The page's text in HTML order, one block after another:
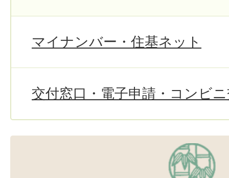
マイナンバー・住基ネット
交付窓口・電子申請・コンビ